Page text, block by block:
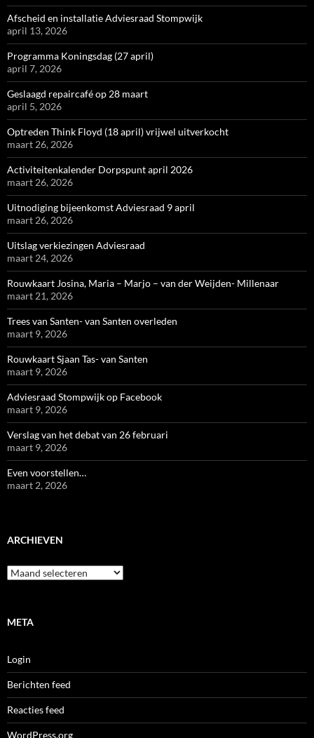
Afscheid en installatie Adviesraad Stompwijk
april 13, 2026
Programma Koningsdag (27 april)
april 7, 2026
Geslaagd repaircafé op 28 maart
april 5, 2026
Optreden Think Floyd (18 april) vrijwel uitverkocht
maart 26, 2026
Activiteitenkalender Dorpspunt april 2026
maart 26, 2026
Uitnodiging bijeenkomst Adviesraad 9 april
maart 26, 2026
Uitslag verkiezingen Adviesraad
maart 24, 2026
Rouwkaart Josina, Maria – Marjo – van der Weijden- Millenaar
maart 21, 2026
Trees van Santen- van Santen overleden
maart 9, 2026
Rouwkaart Sjaan Tas- van Santen
maart 9, 2026
Adviesraad Stompwijk op Facebook
maart 9, 2026
Verslag van het debat van 26 februari
maart 9, 2026
Even voorstellen…
maart 2, 2026
ARCHIEVEN
Archieven
META
Login
Berichten feed
Reacties feed
WordPress.org